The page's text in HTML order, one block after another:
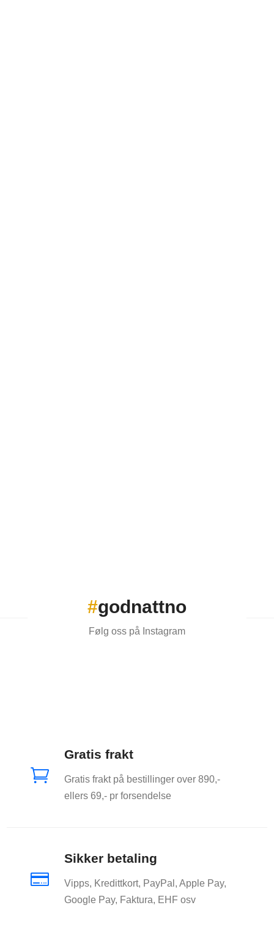
#godnattno
Følg oss på Instagram

Gratis frakt
Gratis frakt på bestillinger over 890,-
ellers 69,- pr forsendelse

Sikker betaling
Vipps, Kredittkort, PayPal, Apple Pay,
Google Pay, Faktura, EHF osv